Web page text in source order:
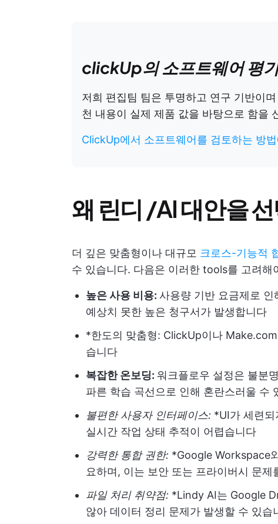
clickUp의 소프트웨어 평
저희 편집팀 팀은 투명하고 연구 기반이
천 내용이 실제 제품 값을 바탕으로 함을
ClickUp에서 소프트웨어를 검토하는 방법
왜 린디 /AI 대안을
더 깊은 맞춤형이나 대규모 크로스-기능적
수 있습니다. 다음은 이러한 tools를 고려해
높은 사용 비용: 사용량 기반 요금제로
예상치 못한 높은 청구서가 발생합니다
*한도의 맞춤형: ClickUp이나
습니다
복잡한 온보딩: 워크플로우 설정은 불분
파른 학습 곡선으로 인해 혼란스러울 수
불편한 사용자 인터페이스: *UI가 세련되
실시간 작업 상태 추적이 어렵습니다
강력한 통합 권한: *Google Workspace
요하며, 이는 보안 또는 프라이버시 문제
파일 처리 취약점: *Lindy AI는 Google
않아 데이터 정리 문제가 발생할 수 있습